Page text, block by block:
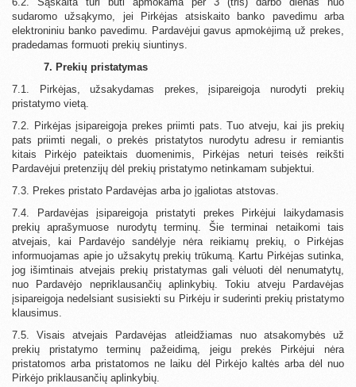
sudaromo užsąkymo, jei Pirkėjas atsiskaito banko pavedimu arba
elektroniniu banko pavedimu. Pardavėjui gavus apmokėjimą už prekes,
pradedamas formuoti prekių siuntinys.
7. Prekių pristatymas
7.1. Pirkėjas, užsakydamas prekes, įsipareigoja nurodyti prekių
pristatymo vietą.
7.2. Pirkėjas įsipareigoja prekes priimti pats. Tuo atveju, kai jis prekių
pats priimti negali, o prekės pristatytos nurodytu adresu ir remiantis
kitais Pirkėjo pateiktais duomenimis, Pirkėjas neturi teisės reikšti
Pardavėjui pretenzijų dėl prekių pristatymo netinkamam subjektui.
7.3. Prekes pristato Pardavėjas arba jo įgaliotas atstovas.
7.4. Pardavėjas įsipareigoja pristatyti prekes Pirkėjui laikydamasis
prekių aprašymuose nurodytų terminų. Šie terminai netaikomi tais
atvejais, kai Pardavėjo sandėlyje nėra reikiamų prekių, o Pirkėjas
informuojamas apie jo užsakytų prekių trūkumą. Kartu Pirkėjas sutinka,
jog išimtinais atvejais prekių pristatymas gali vėluoti dėl nenumatytų,
nuo Pardavėjo nepriklausančių aplinkybių. Tokiu atveju Pardavėjas
įsipareigoja nedelsiant susisiekti su Pirkėju ir suderinti prekių pristatymo
klausimus.
7.5. Visais atvejais Pardavėjas atleidžiamas nuo atsakomybės už
prekių pristatymo terminų pažeidimą, jeigu prekės Pirkėjui nėra
pristatomos arba pristatomos ne laiku dėl Pirkėjo kaltės arba dėl nuo
Pirkėjo priklausančių aplinkybių.